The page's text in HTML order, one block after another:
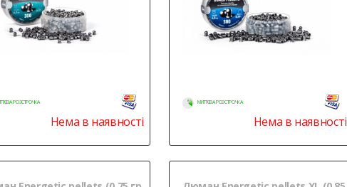
РОЗСТРОЧКА
Нема в наявності
МИТТЄВА РОЗСТРОЧКА
Нема в наявності